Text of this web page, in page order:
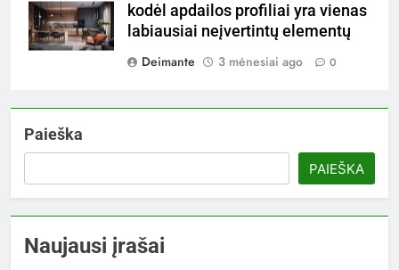
kodėl apdailos profiliai yra vienas
labiausiai neįvertintų elementų
Deimante
3 mėnesiai ago 0
Paieška
PAIEŠKA
Naujausi įrašai